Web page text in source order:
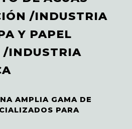
/INDUSTRIA
Y PAPEL
/INDUSTRIA
AMPLIA GAMA DE
PARA